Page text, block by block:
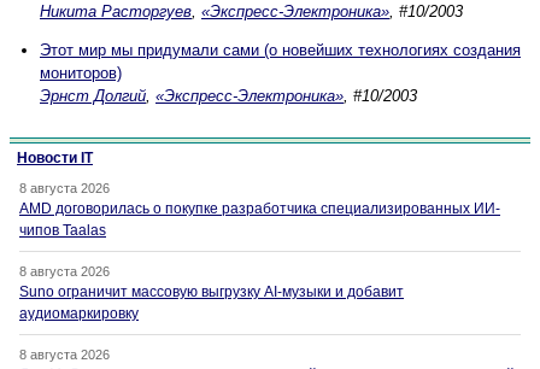
Никита Расторгуев, «Экспресс-Электроника», #10/2003
Этот мир мы придумали сами (о новейших технологиях создания
мониторов)
Эрнст Долгий, «Экспресс-Электроника», #10/2003
Новости IT
8 августа 2026
AMD договорилась о покупке разработчика специализированных ИИ-
чипов Taalas
8 августа 2026
Suno ограничит массовую выгрузку AI-музыки и добавит
аудиомаркировку
8 августа 2026